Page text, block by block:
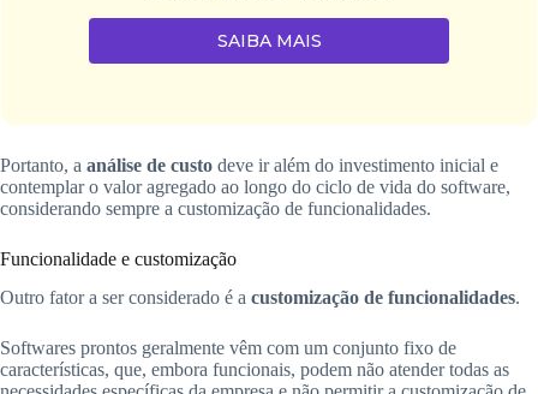
SAIBA MAIS
Portanto, a análise de custo deve ir além do investimento inicial e
contemplar o valor agregado ao longo do ciclo de vida do software,
considerando sempre a customização de funcionalidades.
Funcionalidade e customização
Outro fator a ser considerado é a customização de funcionalidades.
Softwares prontos geralmente vêm com um conjunto fixo de
características, que, embora funcionais, podem não atender todas as